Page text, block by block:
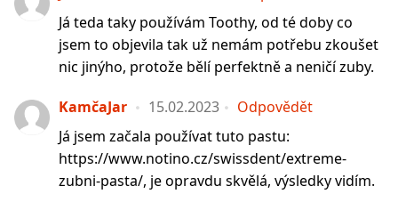
Já teda taky používám Toothy, od té doby co
jsem to objevila tak už nemám potřebu zkoušet
nic jinýho, protože bělí perfektně a neničí zuby.
KamčaJar 15.02.2023
Odpovědět
Já jsem začala používat tuto pastu:
https://www.notino.cz/swissdent/extreme-
zubni-pasta/, je opravdu skvělá, výsledky vidím.